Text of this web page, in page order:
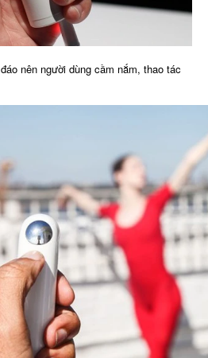
nên người dùng cầm nắm, thao tác